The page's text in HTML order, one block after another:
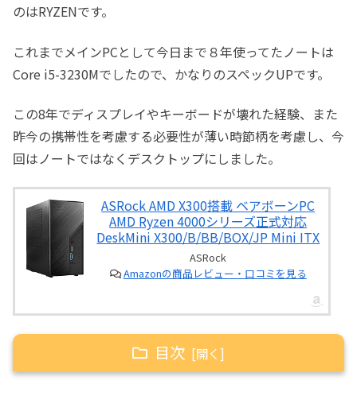
のはRYZENです。
これまでメインPCとして今日まで８年使ってたノートは
Core i5-3230Mでしたので、かなりのスペックUPです。
この8年でディスプレイやキーボードが壊れた経験、また
昨今の携帯性を考慮する必要性が薄い時節柄を考慮し、今
回はノートではなくデスクトップにしました。
ASRock AMD X300搭載 ベアボーンPC
AMD Ryzen 4000シリーズ正式対応
DeskMini X300/B/BB/BOX/JP Mini ITX
ASRock
Amazonの商品レビュー・口コミを見る
目次